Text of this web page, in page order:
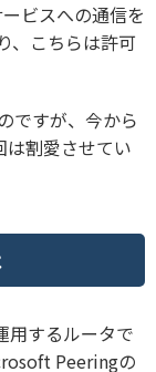
ビスへの通信を
、こちらは許可
ですが、今から
割愛させてい
用するルータで
Peeringの